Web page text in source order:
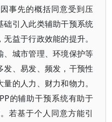
事先的概括同意受到压
础引入此类辅助干预系统
益于行政效能的提升。
、城市管理、环境保护等
、易发、频发，干预性
的人力、财力和物力。
的辅助干预系统有助于
若基于个人同意方能引